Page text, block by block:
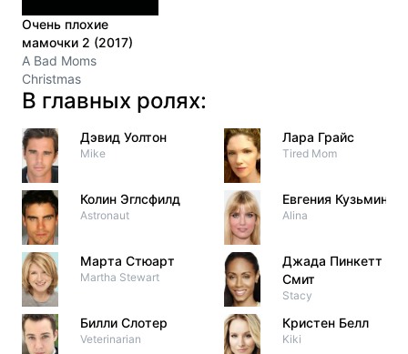
Очень плохие
мамочки 2 (2017)
A Bad Moms
Christmas
В главных ролях:
Дэвид Уолтон
Mike
Колин Эглсфилд
Astronaut
Марта Стюарт
Martha Stewart
Билли Слотер
Veterinarian
Лара Грайс
Tired Mom
Евгения Кузьмина
Alina
Джада Пинкетт
Смит
Stacy
Кристен Белл
Kiki